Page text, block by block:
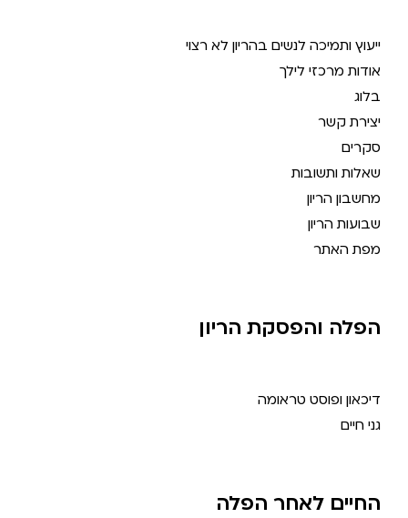
ייעוץ ותמיכה לנשים בהריון לא רצוי
אודות מרכזי לילך
בלוג
יצירת קשר
סקרים
שאלות ותשובות
מחשבון הריון
שבועות הריון
מפת האתר
הפלה והפסקת הריון
דיכאון ופוסט טראומה
גני חיים
החיים לאחר הפלה